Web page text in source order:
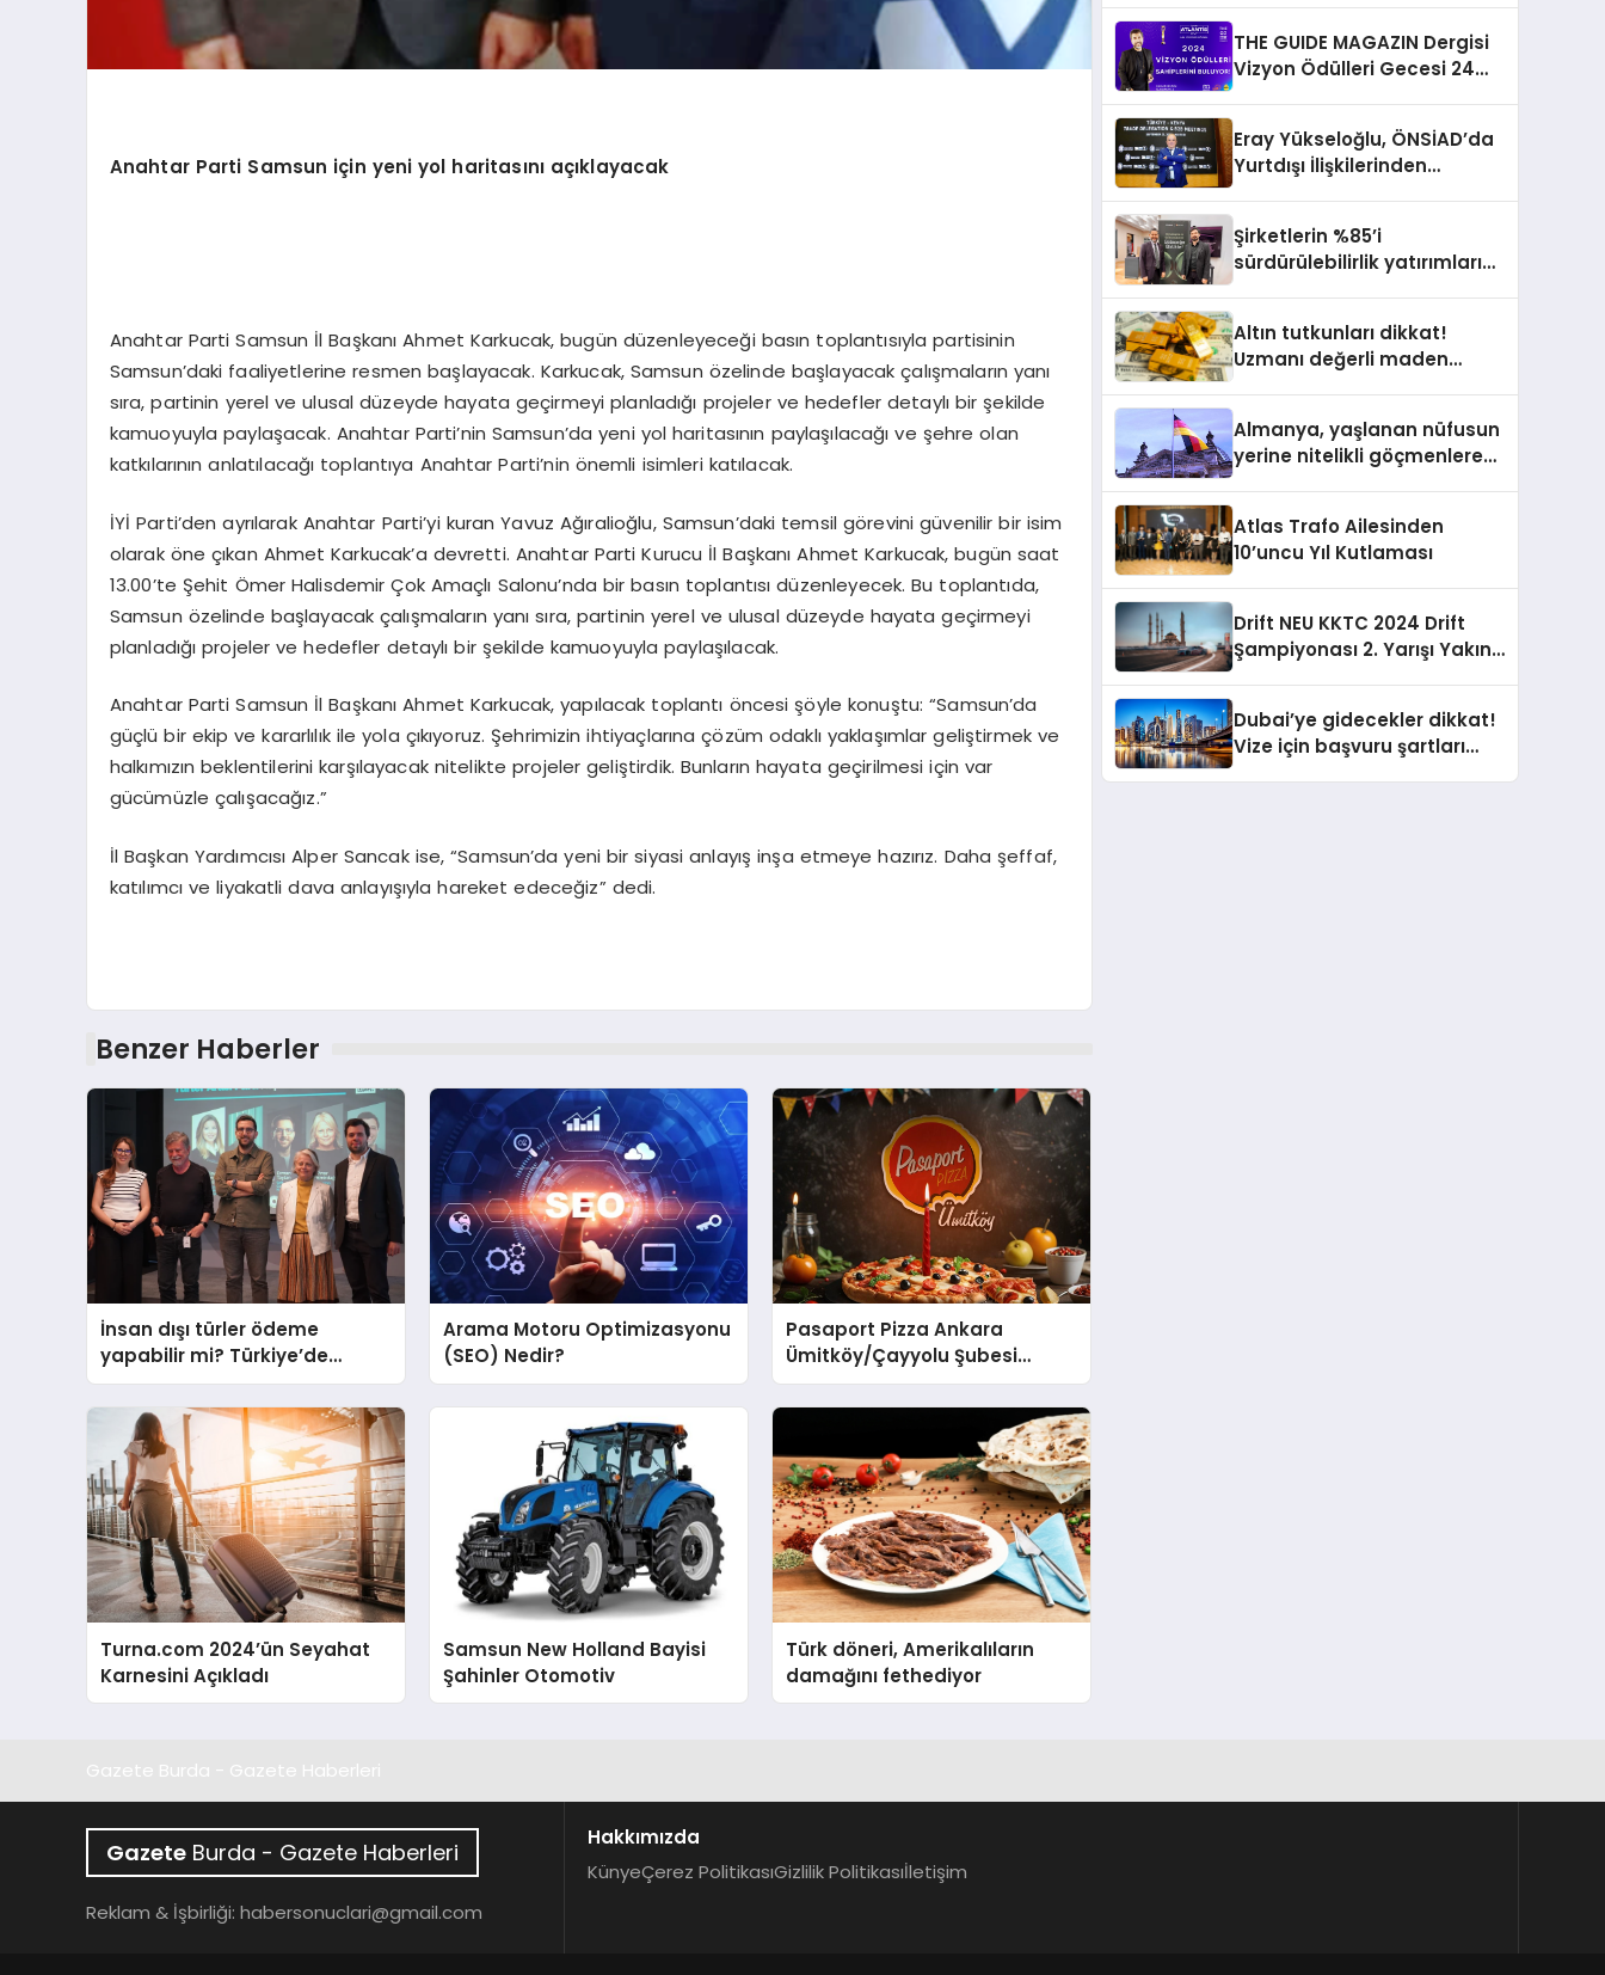
Anahtar Parti Samsun için yeni yol haritasını açıklayacak
Anahtar Parti Samsun İl Başkanı Ahmet Karkucak, bugün düzenleyeceği basın toplantısıyla partisinin
Samsun’daki faaliyetlerine resmen başlayacak. Karkucak, Samsun özelinde başlayacak çalışmaların yanı
sıra, partinin yerel ve ulusal düzeyde hayata geçirmeyi planladığı projeler ve hedefler detaylı bir şekilde
kamuoyuyla paylaşacak. Anahtar Parti’nin Samsun’da yeni yol haritasının paylaşılacağı ve şehre olan
katkılarının anlatılacağı toplantıya Anahtar Parti’nin önemli isimleri katılacak.
İYİ Parti’den ayrılarak Anahtar Parti’yi kuran Yavuz Ağıralioğlu, Samsun’daki temsil görevini güvenilir bir isim
olarak öne çıkan Ahmet Karkucak’a devretti. Anahtar Parti Kurucu İl Başkanı Ahmet Karkucak, bugün saat
13.00’te Şehit Ömer Halisdemir Çok Amaçlı Salonu’nda bir basın toplantısı düzenleyecek. Bu toplantıda,
Samsun özelinde başlayacak çalışmaların yanı sıra, partinin yerel ve ulusal düzeyde hayata geçirmeyi
planladığı projeler ve hedefler detaylı bir şekilde kamuoyuyla paylaşılacak.
Anahtar Parti Samsun İl Başkanı Ahmet Karkucak, yapılacak toplantı öncesi şöyle konuştu: “Samsun’da
güçlü bir ekip ve kararlılık ile yola çıkıyoruz. Şehrimizin ihtiyaçlarına çözüm odaklı yaklaşımlar geliştirmek ve
halkımızın beklentilerini karşılayacak nitelikte projeler geliştirdik. Bunların hayata geçirilmesi için var
gücümüzle çalışacağız.”
İl Başkan Yardımcısı Alper Sancak ise, “Samsun’da yeni bir siyasi anlayış inşa etmeye hazırız. Daha şeffaf,
katılımcı ve liyakatli dava anlayışıyla hareket edeceğiz” dedi.
Benzer Haberler
İnsan dışı türler ödeme
yapabilir mi? Türkiye’de
“Türler Arası Para” tartışmaya
açılıyor
Arama Motoru Optimizasyonu
(SEO) Nedir?
Pasaport Pizza Ankara
Ümitköy/Çayyolu Şubesi
Açıldı!
Turna.com 2024’ün Seyahat
Karnesini Açıkladı
Samsun New Holland Bayisi
Şahinler Otomotiv
Türk döneri, Amerikalıların
damağını fethediyor
THE GUIDE MAGAZIN Dergisi
Vizyon Ödülleri Gecesi 24
Eray Yükseloğlu, ÖNSİAD’da
Yurtdışı İlişkilerinden
Şirketlerin %85’i
sürdürülebilirlik yatırımlarını
Altın tutkunları dikkat!
Uzmanı değerli maden
Almanya, yaşlanan nüfusun
yerine nitelikli göçmenlere
Atlas Trafo Ailesinden
10’uncu Yıl Kutlaması
Drift NEU KKTC 2024 Drift
Şampiyonası 2. Yarışı Yakın
Dubai’ye gidecekler dikkat!
Vize için başvuru şartları
Gazete Burda - Gazete Haberleri
Gazete Burda - Gazete Haberleri
Reklam & İşbirliği: habersonuclari@gmail.com
Hakkımızda
KünyeÇerez PolitikasıGizlilik Politikasıİletişim